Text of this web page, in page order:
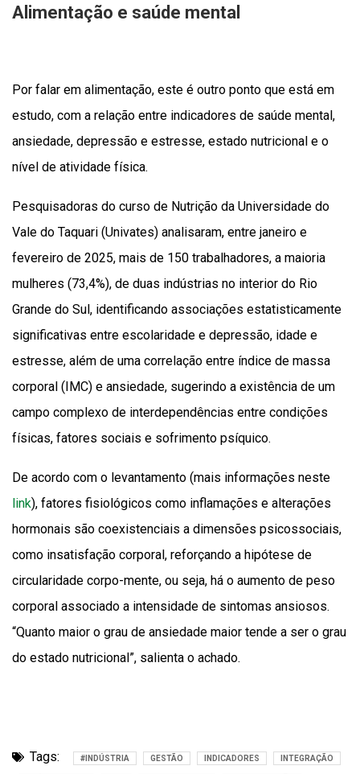
Alimentação e saúde mental
Por falar em alimentação, este é outro ponto que está em
estudo, com a relação entre indicadores de saúde mental,
ansiedade, depressão e estresse, estado nutricional e o
nível de atividade física.
Pesquisadoras do curso de Nutrição da Universidade do
Vale do Taquari (Univates) analisaram, entre janeiro e
fevereiro de 2025, mais de 150 trabalhadores, a maioria
mulheres (73,4%), de duas indústrias no interior do Rio
Grande do Sul, identificando associações estatisticamente
significativas entre escolaridade e depressão, idade e
estresse, além de uma correlação entre índice de massa
corporal (IMC) e ansiedade, sugerindo a existência de um
campo complexo de interdependências entre condições
físicas, fatores sociais e sofrimento psíquico.
De acordo com o levantamento (mais informações neste
link), fatores fisiológicos como inflamações e alterações
hormonais são coexistenciais a dimensões psicossociais,
como insatisfação corporal, reforçando a hipótese de
circularidade corpo-mente, ou seja, há o aumento de peso
corporal associado a intensidade de sintomas ansiosos.
“Quanto maior o grau de ansiedade maior tende a ser o grau
do estado nutricional”, salienta o achado.
Tags: #INDÚSTRIA GESTÃO INDICADORES INTEGRAÇÃO